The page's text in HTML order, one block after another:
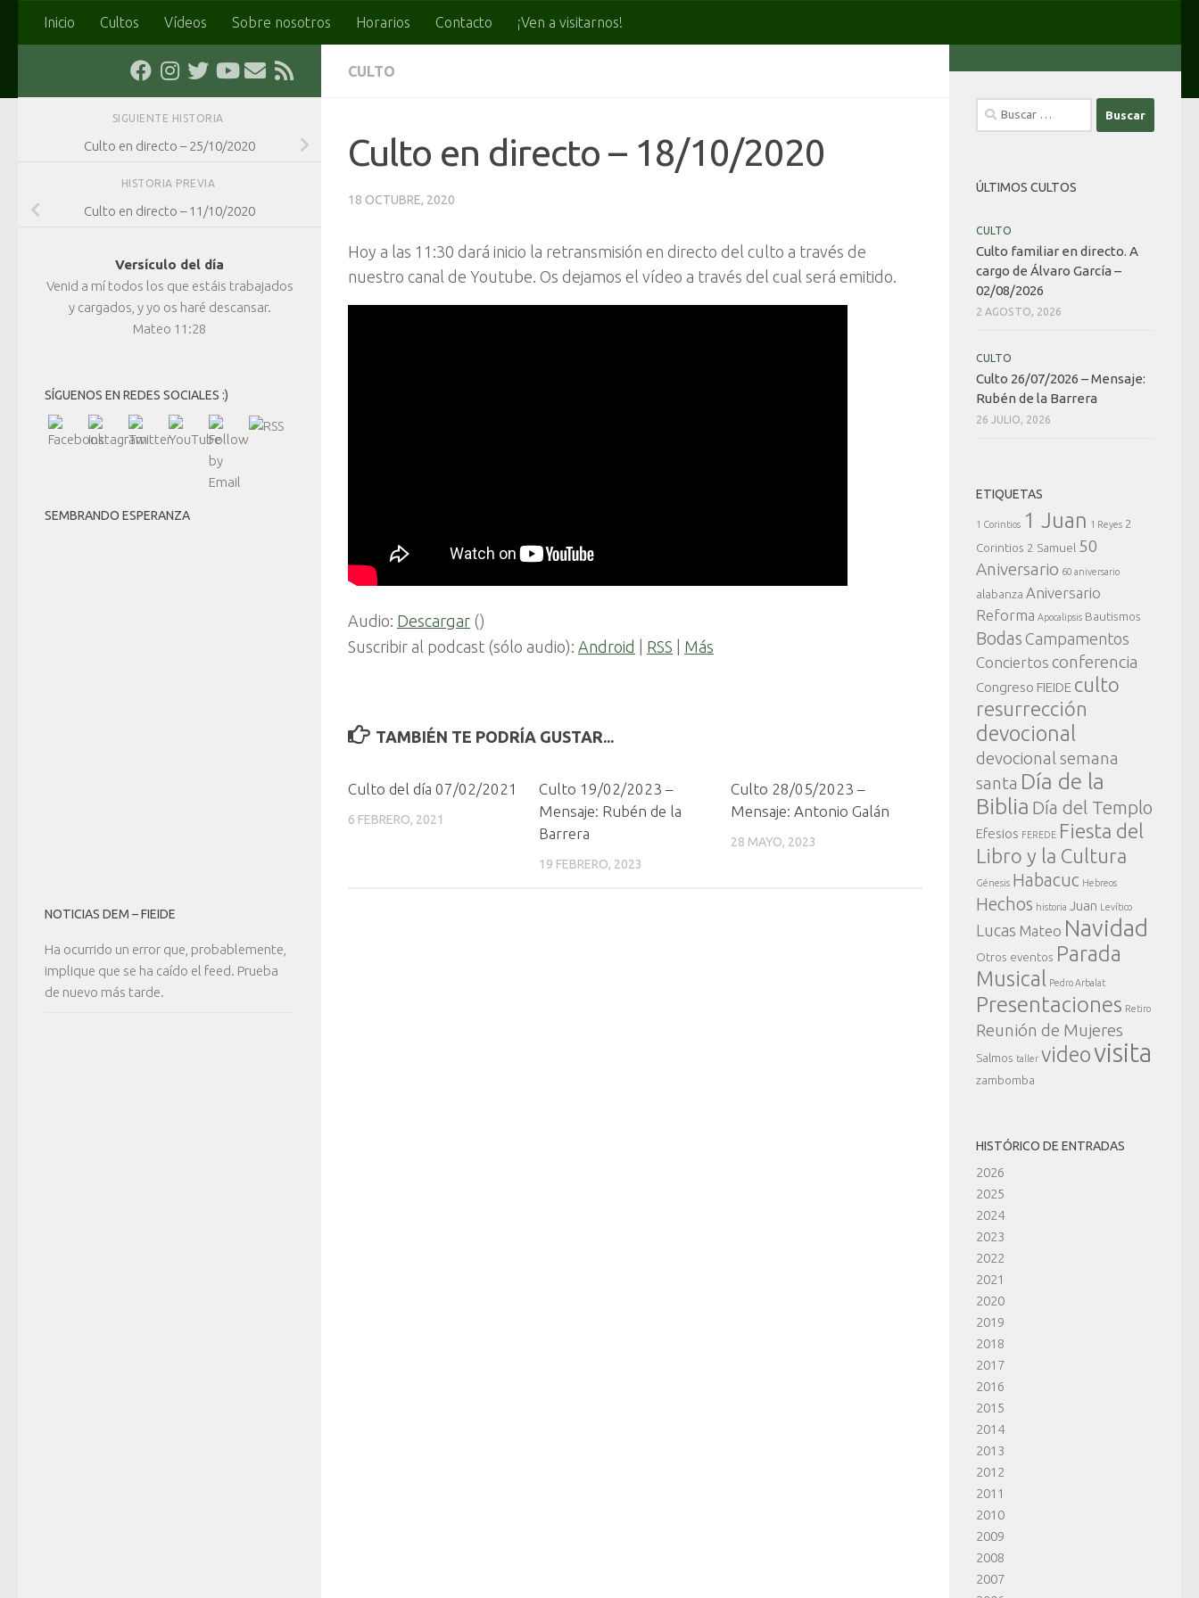
Saltar al contenido
Inicio Cultos Vídeos Sobre nosotros Horarios Contacto ¡Ven a visitarnos!
CULTO
Culto en directo – 18/10/2020
18 OCTUBRE, 2020
Hoy a las 11:30 dará inicio la retransmisión en directo del culto a través de
nuestro canal de Youtube. Os dejamos el vídeo a través del cual será emitido.
Audio: Descargar ()
Suscribir al podcast (sólo audio): Android RSS Más
TAMBIÉN TE PODRÍA GUSTAR...
Culto del día 07/02/2021
6 FEBRERO, 2021
Culto 19/02/2023 –
Mensaje: Rubén de la
Barrera
19 FEBRERO, 2023
Culto 28/05/2023 –
Mensaje: Antonio Galán
28 MAYO, 2023
SIGUIENTE HISTORIA
Culto en directo – 25/10/2020
HISTORIA PREVIA
Culto en directo – 11/10/2020
Versículo del día
Venid a mí todos los que estáis trabajados
y cargados, y yo os haré descansar.
Mateo 11:28
SÍGUENOS EN REDES SOCIALES :)
SEMBRANDO ESPERANZA
NOTICIAS DEM – FIEIDE
Ha ocurrido un error que, probablemente,
implique que se ha caído el feed. Prueba
de nuevo más tarde.
Buscar:
ÚLTIMOS CULTOS
CULTO
Culto familiar en directo. A
cargo de Álvaro García –
02/08/2026
2 AGOSTO, 2026
CULTO
Culto 26/07/2026 – Mensaje:
Rubén de la Barrera
26 JULIO, 2026
ETIQUETAS
1 Corintios 1 Juan 1 Reyes 2
Corintios 2 Samuel 50
Aniversario 60 aniversario
alabanza Aniversario
Reforma Apocalipsis Bautismos
Bodas Campamentos
Conciertos conferencia
Congreso FIEIDE culto
resurrección
devocional
devocional semana
santa Día de la
Biblia Día del Templo
Efesios FEREDE Fiesta del
Libro y la Cultura
Génesis Habacuc Hebreos
Hechos historia Juan Levítico
Lucas Mateo Navidad
Otros eventos Parada
Musical
Pedro Arbalat
Presentaciones Retiro
Reunión de Mujeres
Salmos taller videovisita
zambomba
HISTÓRICO DE ENTRADAS
2026
2025
2024
2023
2022
2021
2020
2019
2018
2017
2016
2015
2014
2013
2012
2011
2010
2009
2008
2007